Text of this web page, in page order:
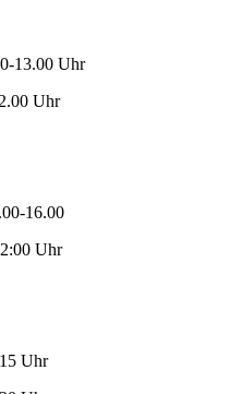
13.00 Uhr
Uhr
16.00
Uhr
Uhr